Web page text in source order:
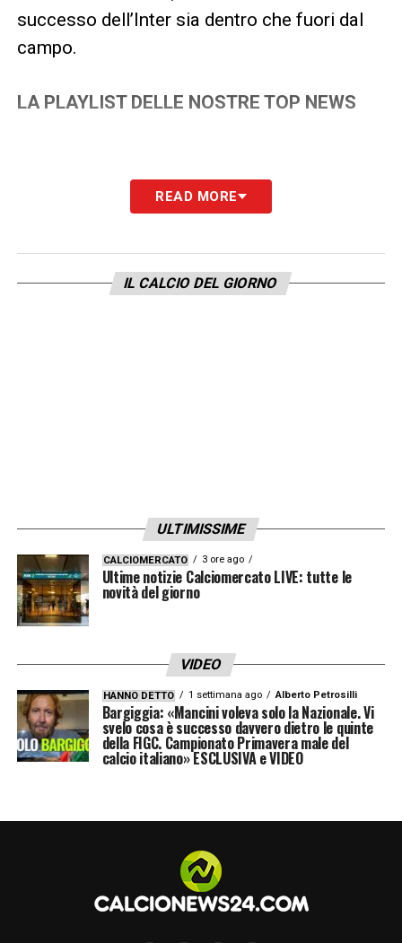
successo dell’Inter sia dentro che fuori dal
campo.
LA PLAYLIST DELLE NOSTRE TOP NEWS
READ MORE
IL CALCIO DEL GIORNO
ULTIMISSIME
CALCIOMERCATO 3 ore ago
Ultime notizie Calciomercato LIVE: tutte le
novità del giorno
VIDEO
HANNO DETTO 1 settimana ago Alberto Petrosilli
Bargiggia: «Mancini voleva solo la Nazionale. Vi
svelo cosa è successo davvero dietro le quinte
della FIGC. Campionato Primavera male del
calcio italiano» ESCLUSIVA e VIDEO